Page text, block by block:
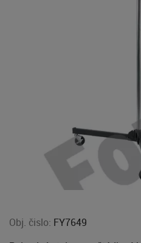
Obj. čislo: FY7649